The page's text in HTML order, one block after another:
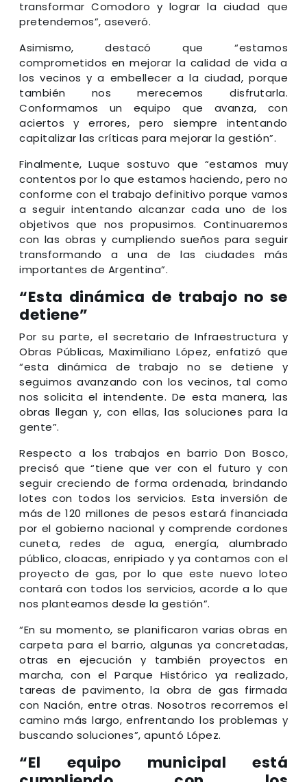
transformar Comodoro y lograr la ciudad que
pretendemos”, aseveró.
Asimismo, destacó que “estamos
comprometidos en mejorar la calidad de vida a
los vecinos y a embellecer a la ciudad, porque
también nos merecemos disfrutarla.
Conformamos un equipo que avanza, con
aciertos y errores, pero siempre intentando
capitalizar las críticas para mejorar la gestión”.
Finalmente, Luque sostuvo que “estamos muy
contentos por lo que estamos haciendo, pero no
conforme con el trabajo definitivo porque vamos
a seguir intentando alcanzar cada uno de los
objetivos que nos propusimos. Continuaremos
con las obras y cumpliendo sueños para seguir
transformando a una de las ciudades más
importantes de Argentina”.
“Esta dinámica de trabajo no se
detiene”
Por su parte, el secretario de Infraestructura y
Obras Públicas, Maximiliano López, enfatizó que
“esta dinámica de trabajo no se detiene y
seguimos avanzando con los vecinos, tal como
nos solicita el intendente. De esta manera, las
obras llegan y, con ellas, las soluciones para la
gente”.
Respecto a los trabajos en barrio Don Bosco,
precisó que “tiene que ver con el futuro y con
seguir creciendo de forma ordenada, brindando
lotes con todos los servicios. Esta inversión de
más de 120 millones de pesos estará financiada
por el gobierno nacional y comprende cordones
cuneta, redes de agua, energía, alumbrado
público, cloacas, enripiado y ya contamos con el
proyecto de gas, por lo que este nuevo loteo
contará con todos los servicios, acorde a lo que
nos planteamos desde la gestión”.
“En su momento, se planificaron varias obras en
carpeta para el barrio, algunas ya concretadas,
otras en ejecución y también proyectos en
marcha, con el Parque Histórico ya realizado,
tareas de pavimento, la obra de gas firmada
con Nación, entre otras. Nosotros recorremos el
camino más largo, enfrentando los problemas y
buscando soluciones”, apuntó López.
“El equipo municipal está